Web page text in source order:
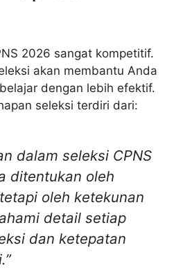
2026 sangat kompetitif.
akan membantu Anda
dengan lebih efektif.
seleksi terdiri dari:
dalam seleksi CPNS
ditentukan oleh
oleh ketekunan
detail setiap
dan ketepatan